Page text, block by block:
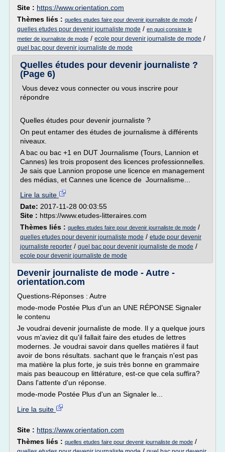
Site : https://www.orientation.com
Thèmes liés : quelles etudes faire pour devenir journaliste de mode /
quelles etudes pour devenir journaliste mode / en quoi consiste le
metier de journaliste de mode / ecole pour devenir journaliste de mode /
quel bac pour devenir journaliste de mode
Quelles études pour devenir journaliste ?
(Page 6)
Vous devez vous connecter ou vous inscrire pour
répondre
Quelles études pour devenir journaliste ?
On peut entamer des études de journalisme à différents
niveaux.
A bac ou bac +1 en DUT Journalisme (Tours, Lannion et
Cannes) les trois proposent des licences professionnelles.
Je sais que Lannion propose une licence en management
des médias, et Cannes une licence de Journalisme...
Lire la suite
Date: 2017-11-28 00:03:55
Site : https://www.etudes-litteraires.com
Thèmes liés : quelles etudes faire pour devenir journaliste de mode /
quelles etudes pour devenir journaliste mode / etude pour devenir
journaliste reporter / quel bac pour devenir journaliste de mode /
ecole pour devenir journaliste de mode
Devenir journaliste de mode - Autre -
orientation.com
Questions-Réponses : Autre
mode-mode Postée Plus d'un an UNE RÉPONSE Signaler
le contenu
Je voudrai devenir journaliste de mode. Il y a quelque jours
vous m'aviez dit qu'il fallait faire des etudes de lettres
modernes. Je voudrai savoir dans quelles matières il faut
avoir de bons résultats. sachant que le français n'est pas
ma matière la plus forte, je suis très bonne en grammaire
mais pas beaucoup en littérature, est-ce que cela suffira?
Dans l'attente d'un réponse.
mode-mode Postée Plus d'un an Signaler le...
Lire la suite
Site : https://www.orientation.com
Thèmes liés : quelles etudes faire pour devenir journaliste de mode /